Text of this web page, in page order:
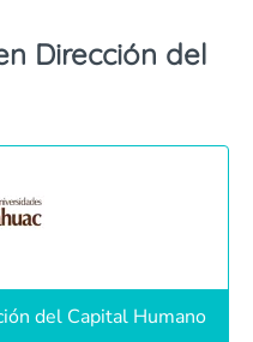
Dirección del
del Capital Humano